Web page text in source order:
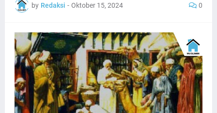
by Redaksi - Oktober 15, 2024 0